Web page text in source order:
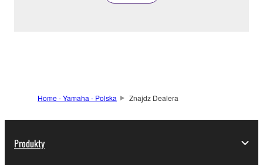
Home - Yamaha - Polska Znajdz Dealera
Produkty